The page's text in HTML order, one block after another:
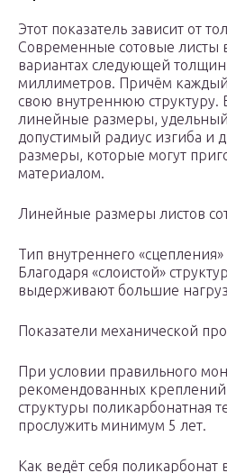
Этот показатель зависит от
Современные сотовые листы
вариантах следующей
миллиметров. Причём
свою внутреннюю структуру.
линейные размеры,
допустимый радиус изгиба и
размеры, которые могут
материалом.
Линейные размеры листов
Тип внутреннего
Благодаря «слоистой»
выдерживают большие
Показатели механической
При условии правильного
рекомендованных
структуры поликарбонатная
прослужить минимум 5 лет.
Как ведёт себя поликарбонат